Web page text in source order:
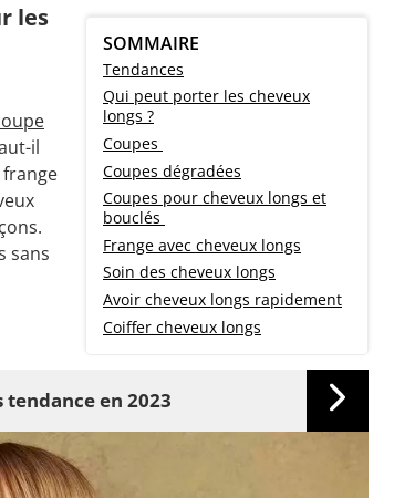
SOMMAIRE
Tendances
Qui peut porter les cheveux
longs ?
Coupes
Coupes dégradées
Coupes pour cheveux longs et
bouclés
Frange avec cheveux longs
Soin des cheveux longs
Avoir cheveux longs rapidement
Coiffer cheveux longs
les
il
sans
en 2023